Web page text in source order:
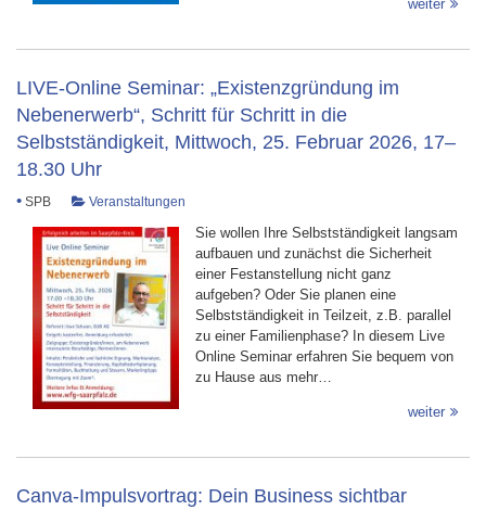
weiter
LIVE-Online Seminar: „Existenzgründung im
Nebenerwerb“, Schritt für Schritt in die
Selbstständigkeit, Mittwoch, 25. Februar 2026, 17–
18.30 Uhr
• SPB Veranstaltungen
Sie wollen Ihre Selbstständigkeit langsam
aufbauen und zunächst die Sicherheit
einer Festanstellung nicht ganz
aufgeben? Oder Sie planen eine
Selbstständigkeit in Teilzeit, z.B. parallel
zu einer Familienphase? In diesem Live
Online Seminar erfahren Sie bequem von
zu Hause aus mehr…
weiter
Canva-Impulsvortrag: Dein Business sichtbar